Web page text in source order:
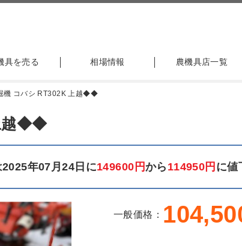
具を売る 相場情報 農機具店一覧
機 コバシ RT302K 上越◆◆
越◆◆
年07月24日に149600円から 114950円 に値
一般価格：